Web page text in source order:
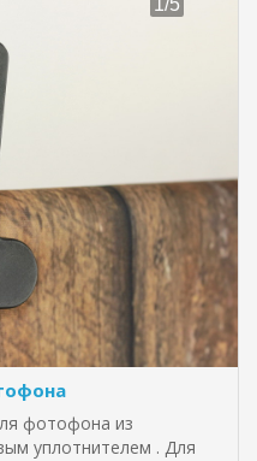
фотофона из
уплотнителем . Для